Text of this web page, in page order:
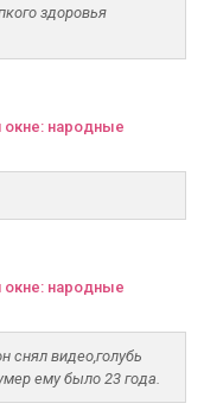
здоровья
окне: народные
окне: народные
снял видео,голубь
ему было 23 года.